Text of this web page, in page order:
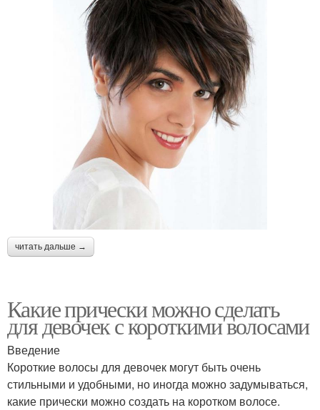
читать дальше →
Какие прически можно сделать
для девочек с короткими волосами
Введение
Короткие волосы для девочек могут быть очень
стильными и удобными, но иногда можно задумываться,
какие прически можно создать на коротком волосе.